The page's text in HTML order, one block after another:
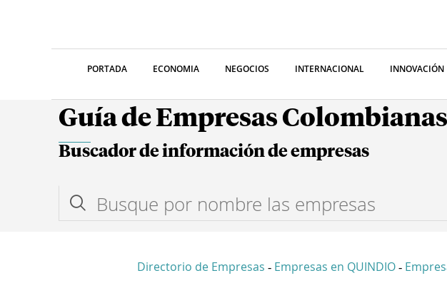
PORTADA ECONOMIA NEGOCIOS INTERNACIONAL INNOVACIÓN
Guía de Empresas Colombianas
Buscador de información de empresas
Directorio de Empresas - Empresas en QUINDIO -